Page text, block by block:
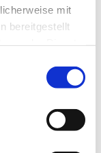
mit
bereitgestellt
38,